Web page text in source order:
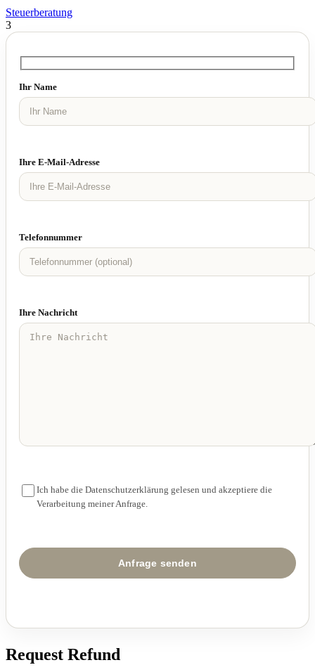
Steuerberatung
3
Ihr Name
Ihre E-Mail-Adresse
Telefonnummer
Ihre Nachricht
Ich habe die Datenschutzerklärung gelesen und akzeptiere die
Verarbeitung meiner Anfrage.
Request Refund